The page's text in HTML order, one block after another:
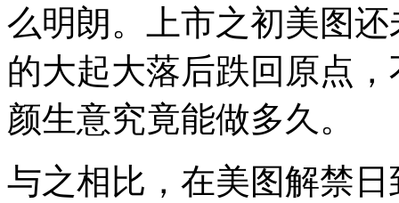
市
但
在
这
个
消
升
么明朗。上市之初美图
的大起大落后跌回原点
颜生意究竟能做多久。
与之相比，在美图解禁